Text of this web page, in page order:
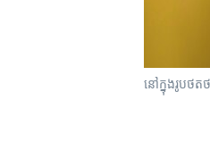
នៅ​ក្នុង​រូបថត​